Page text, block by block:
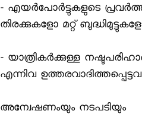
- എയര്‍പോര്‍ട്ടുകളുടെ
തിരക്കുകളോ മറ്റ്
- യാത്രികര്‍ക്കുള്ള
എന്നിവ
അന്വേഷണംയും നടപടിയും